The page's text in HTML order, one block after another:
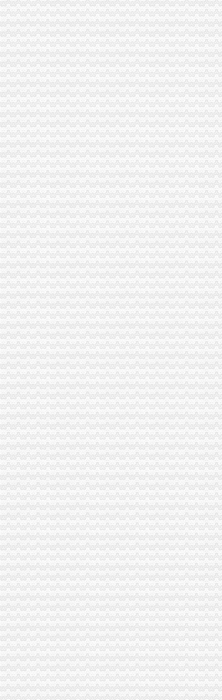
河南公司非法集资2亿4000农民本无归_财经_腾讯网
重庆创意公园_晋愉重庆岁月_楼盘对比分析-重庆乐居
小二郎的窝-蚂蜂窝
网络录播百合业主中秋品茶会·社区大讨论-深圳业内-深圳搜狐焦点业
中山市沙溪星宝明珠办理标准化良好行为企业_企业信用评级_国家企业
陈家坪办执照
新东方烹饪学校-搜百科
彬县炭店镇干部违规入股涉嫌非法获利179万元（转载【新sx56吧】_
2015-2016年龙洲湾及陈家坪IDC机房第三方维护服务招标公告-中国采
青岛即墨环秀财务审计公司|青岛即墨环秀财务审计-青岛即墨环秀酷易搜
重庆沙坪坝区小龙坎高级职业中学驾驶学校-沙坪坝区-重庆-我的驾
白市驿办执照
重庆市九龙坡区人民办公室关于印发九龙坡区2017年度噪声达标区
关闭采石场_破碎机厂家
《话题写作巧引领》微课《八年级下册第一单元》（白市驿一中执
重庆小松240-8挖掘机水温高动作慢怎么办？_挖掘机_挖掘机械_中国路
重庆市九龙坡区白市驿镇第一中学招生办电话|重庆市九龙坡区白市驿
巴国城办执照
重庆税务公司_重庆税务生产厂家_企业公司
【1-1.5万招聘_新1-1.5万招聘信息】-前程无忧
重庆代办公司执照,重庆会计代理,重庆工商代办_重庆代办公司执
【泰州二手电脑-泰州宽带转让信息】-泰州赶集网
查询公司组织机构代码_问答-【中国工商注册网】
高新区办执照
潍坊高新区办个体营业执照要几天-搜问问
高新区便民服务又添新举措办营业执照可选择快递送上门
成都高新区个人经营可不办理营业执照备案即可_河北广播网
南宁高新区张“三证合一”营业执照诞生_网易财经
潍坊高新区关于加快换发“三证合一、一照一码”营业执照的公告-高
九龙坡区办执照流程
聚焦重庆行政审批改革：简政放权盘活区县经济_新浪新闻
晨报万事通|重庆|渝中区_凤凰资讯
重庆九龙坡区代理企业注销企业转让-商务服务-久久信息网
联系我们_重庆帅博工商
【舟山家政网|舟山家政服务】-舟山今题家政网
重庆办执照
重庆妙海工商服务中心-重庆执照代办香港公司注册会计服务代帐商标
关于办执照-重庆搜狐焦点
重庆工商注册|营业执照代办|重庆个体工商户营业执照注销|地址变更|代
个体户_进出口权申请_营业执照办理_公司核名_验资增资-重庆公司
重庆代办工商执照,重庆公司注册,代理记账,重庆工商代办,代账
九龙坡区办执照
九龙坡区华岩6.62亩_面议_九龙坡区其它农用地转让-重庆土流网
重庆九龙坡区办房产证_北京国威国际展览有限公司塑料部
九龙坡入围全国小微企业创业示范城市_搜狐财经_搜狐网
重庆市九龙坡区辰光九年制学校校办厂_【信用信息_诉讼信息_财务信
九龙坡区腾越办公设备厂
黄桷坪
黄桷坪副食电话,黄桷坪副食电话多少_图吧电话查询
黄桷坪社区演出111_在线观看-56.com
黄桷坪房地产中介信息网,黄桷坪经纪人排行榜精英置业顾问-杭州安
黄桷坪再建艺术街造“炫风”-房产频道-和讯网
坚守与出走——关于黄桷坪的文脉梳理和感追忆_原创_雅昌新闻
渝州路办执照
九龙坡区渝州路街道所需办公家具询价采购（CQJLP-ZFCG-XJ-2012-
艺术生大学毕业超半数转行男模开环卫车（图）-教育频道-华龙网
印_渝州路街道举办单身联谊活动_全搜九龙坡网
行业协会黄页-建筑黄页-建筑网
重庆斯欧信息技术股份有限公司公开转让说明书_斯欧信息（）
西彭办执照
地图标注_韩城市金城办西彭村民委员会
重庆到杭州物流专线价格-产品库-无忧商务网
工作报告
通航飞行学院举办直升机用驾驶员执照颁证仪式-新华网重庆频道
台风莫拉克可能明天上午离开浙江_挂挂一族软件站
华岩办执照
重庆区县一把手节后上班第一天忙的主要是这三件事--中国新闻